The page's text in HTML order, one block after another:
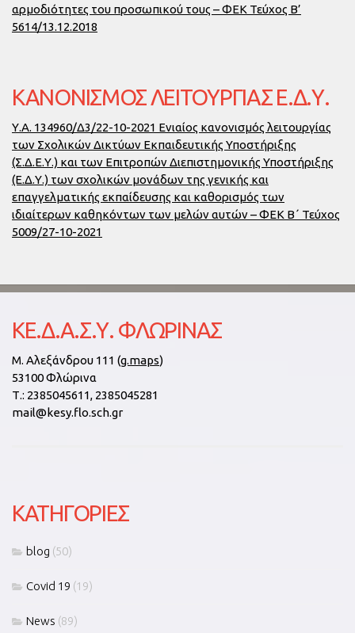
αρμοδιότητες του προσωπικού τους – ΦΕΚ Τεύχος Β’
5614/13.12.2018
ΚΑΝΟΝΙΣΜΌΣ ΛΕΙΤΟΥΡΓΊΑΣ Ε.Δ.Υ.
Υ.Α. 134960/Δ3/22-10-2021 Ενιαίος κανονισμός λειτουργίας
των Σχολικών Δικτύων Εκπαιδευτικής Υποστήριξης
(Σ.Δ.Ε.Υ.) και των Επιτροπών Διεπιστημονικής Υποστήριξης
(Ε.Δ.Υ.) των σχολικών μονάδων της γενικής και
επαγγελματικής εκπαίδευσης και καθορισμός των
ιδιαίτερων καθηκόντων των μελών αυτών – ΦΕΚ Β΄ Τεύχος
5009/27-10-2021
ΚΕ.Δ.Α.Σ.Υ. ΦΛΏΡΙΝΑΣ
Μ. Αλεξάνδρου 111 (g.maps)
53100 Φλώρινα
Τ.: 2385045611, 2385045281
mail@kesy.flo.sch.gr
KΑΤΗΓΟΡΊΕΣ
blog (50)
Covid 19 (19)
News (89)